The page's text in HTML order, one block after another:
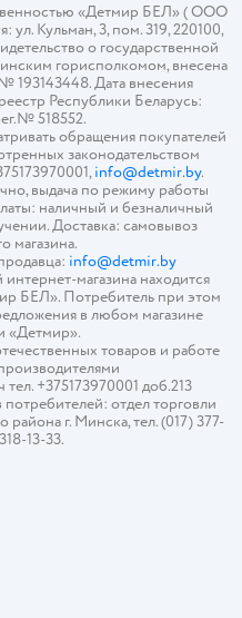
«Детмир БЕЛ» ( ООО
Кульман, 3, пом. 319, 220100,
о государственной
горисполкомом, внесена
193143448. Дата внесения
Республики Беларусь:
518552.
обращения покупателей
законодательством
info@detmir.by.
выдача по режиму работы
наличный и безналичный
Доставка: самовывоз
магазина.
info@detmir.by
магазина находится
БЕЛ». Потребитель при этом
в любом магазине
«Детмир».
товаров и работе
+375173970001 доб.213
отдел торговли
г. Минска, тел. (017) 377-
13-33.